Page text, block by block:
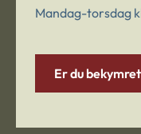
Mandag-torsdag
Er du